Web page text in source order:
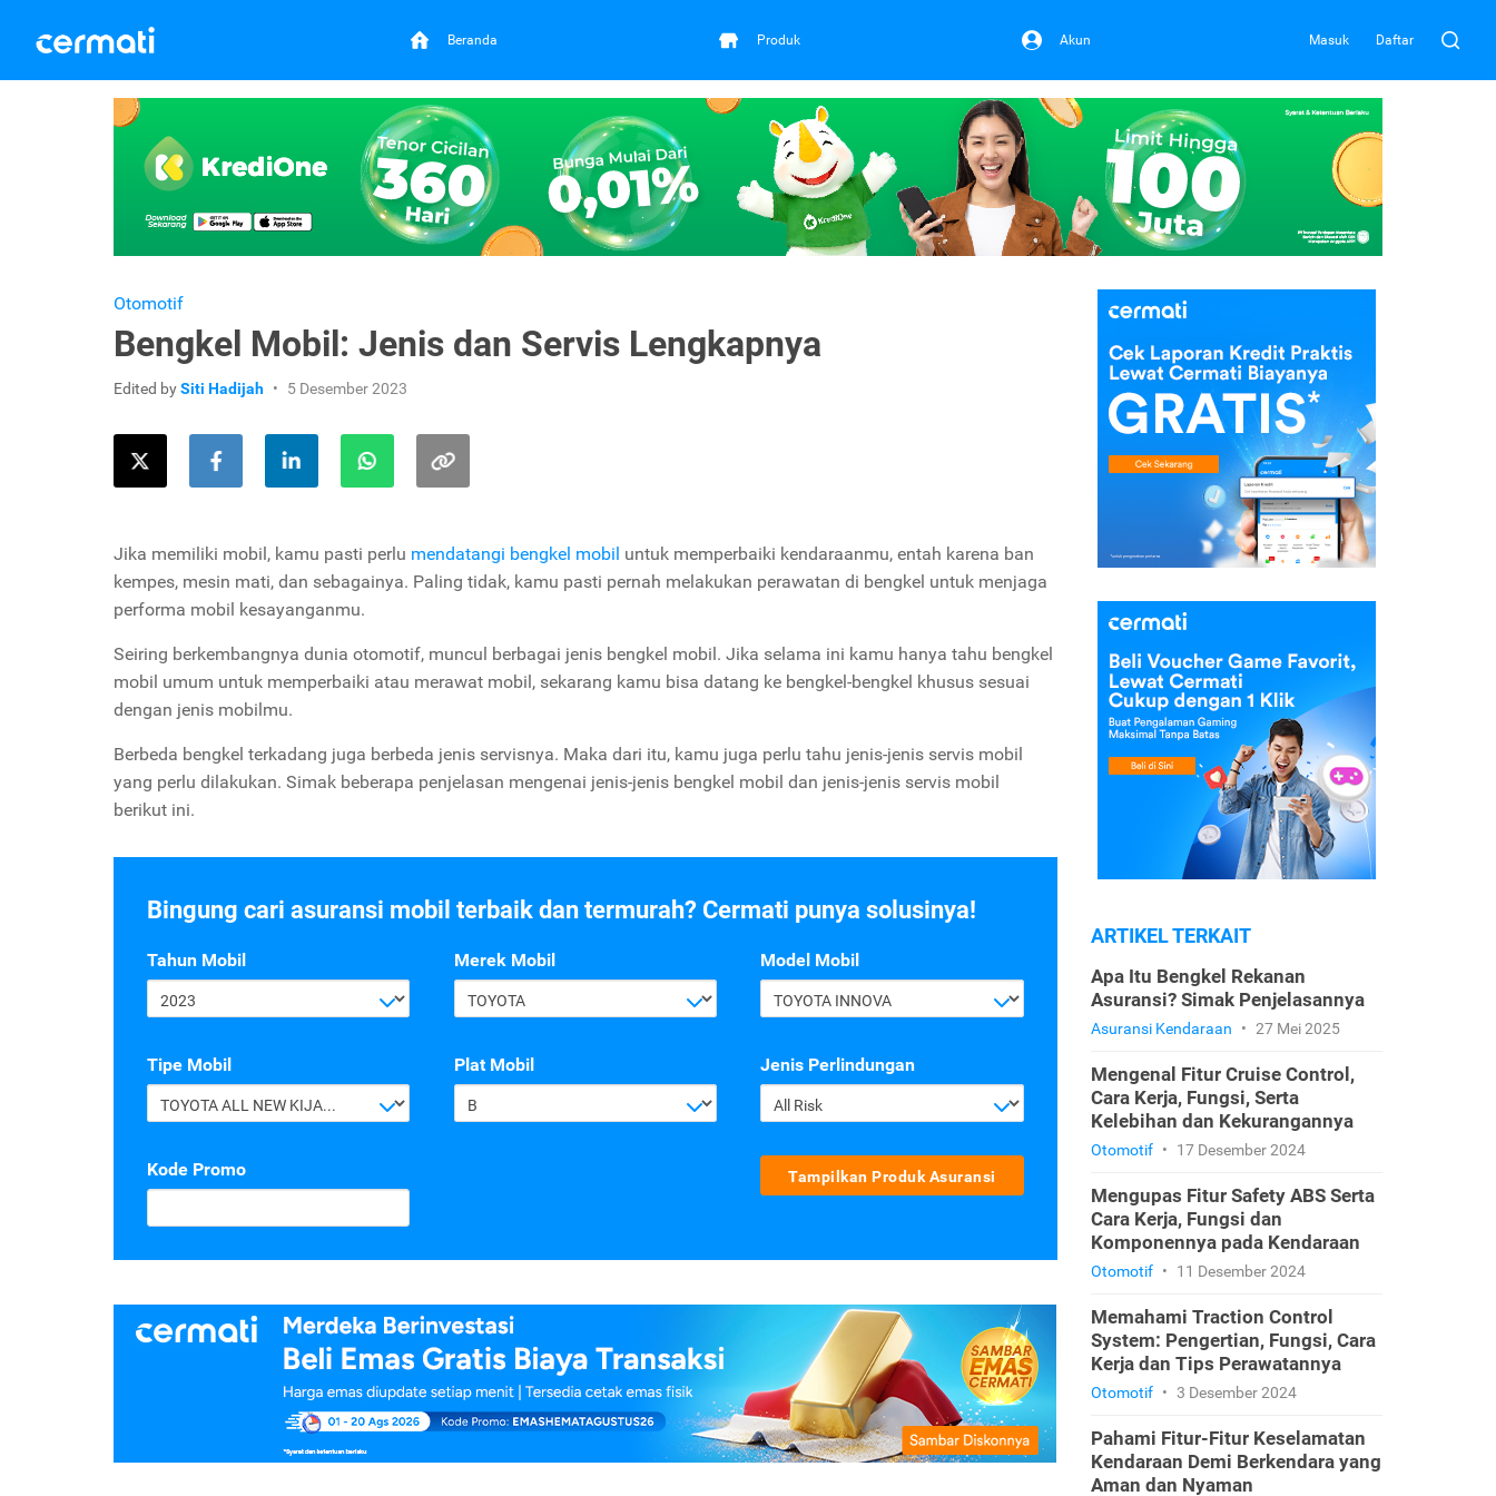
Beranda Produk Akun Masuk Daftar
Otomotif
Bengkel Mobil: Jenis dan Servis Lengkapnya
Edited bySiti Hadijah 5 Desember 2023
Jika memiliki mobil, kamu pasti perlu mendatangi bengkel mobil untuk memperbaiki kendaraanmu, entah karena ban
kempes, mesin mati, dan sebagainya. Paling tidak, kamu pasti pernah melakukan perawatan di bengkel untuk menjaga
performa mobil kesayanganmu.
Seiring berkembangnya dunia otomotif, muncul berbagai jenis bengkel mobil. Jika selama ini kamu hanya tahu bengkel
mobil umum untuk memperbaiki atau merawat mobil, sekarang kamu bisa datang ke bengkel-bengkel khusus sesuai
dengan jenis mobilmu.
Berbeda bengkel terkadang juga berbeda jenis servisnya. Maka dari itu, kamu juga perlu tahu jenis-jenis servis mobil
yang perlu dilakukan. Simak beberapa penjelasan mengenai jenis-jenis bengkel mobil dan jenis-jenis servis mobil
berikut ini.
Bingung cari asuransi mobil terbaik dan termurah? Cermati punya solusinya!
Tahun Mobil
2023
Merek Mobil
TOYOTA
Model Mobil
TOYOTA INNOVA
Tipe Mobil
TOYOTA ALL NEW KIJANG INNOVA G 2.4 A/T DIESEL
Plat Mobil
B
Jenis Perlindungan
All Risk
Kode Promo Tampilkan Produk Asuransi
ARTIKEL TERKAIT
Apa Itu Bengkel Rekanan
Asuransi? Simak Penjelasannya
Asuransi Kendaraan • 27 Mei 2025
Mengenal Fitur Cruise Control,
Cara Kerja, Fungsi, Serta
Kelebihan dan Kekurangannya
Otomotif • 17 Desember 2024
Mengupas Fitur Safety ABS Serta
Cara Kerja, Fungsi dan
Komponennya pada Kendaraan
Otomotif • 11 Desember 2024
Memahami Traction Control
System: Pengertian, Fungsi, Cara
Kerja dan Tips Perawatannya
Otomotif • 3 Desember 2024
Pahami Fitur-Fitur Keselamatan
Kendaraan Demi Berkendara yang
Aman dan Nyaman